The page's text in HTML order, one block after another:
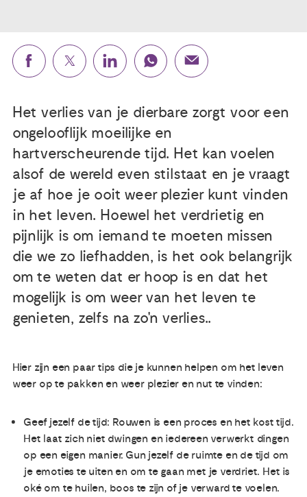
Contact
Het verlies van je dierbare zorgt voor een
ongelooflijk moeilijke en
hartverscheurende tijd. Het kan voelen
alsof de wereld even stilstaat en je vraagt
je af hoe je ooit weer plezier kunt vinden
in het leven. Hoewel het verdrietig en
pijnlijk is om iemand te moeten missen
die we zo liefhadden, is het ook belangrijk
om te weten dat er hoop is en dat het
mogelijk is om weer van het leven te
genieten, zelfs na zo'n verlies..
Hier zijn een paar tips die je kunnen helpen om het leven
weer op te pakken en weer plezier en nut te vinden:
Geef jezelf de tijd: Rouwen is een proces en het kost tijd.
Het laat zich niet dwingen en iedereen verwerkt dingen
op een eigen manier. Gun jezelf de ruimte en de tijd om
je emoties te uiten en om te gaan met je verdriet. Het is
oké om te huilen, boos te zijn of je verward te voelen.